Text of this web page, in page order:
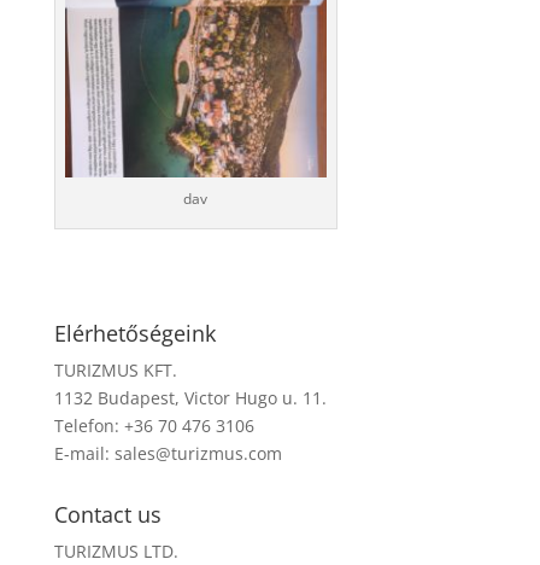
dav
Elérhetőségeink
TURIZMUS KFT.
1132 Budapest, Victor Hugo u. 11.
Telefon: +36 70 476 3106
E-mail: sales@turizmus.com
Contact us
TURIZMUS LTD.